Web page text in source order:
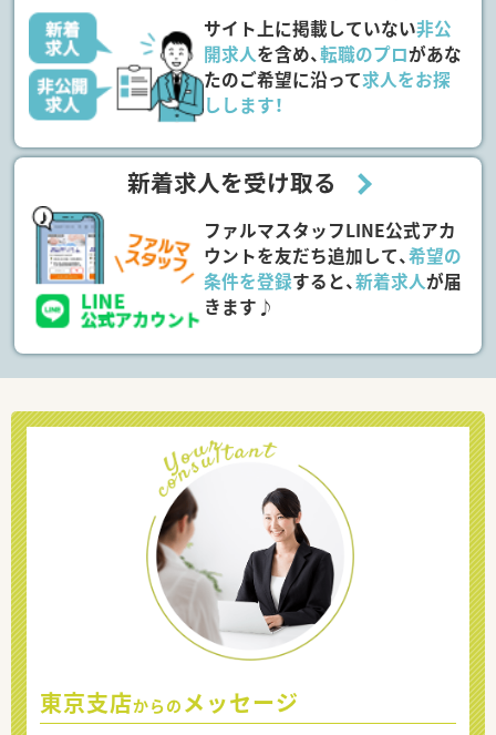
サイト上に掲載していない非公
開求人を含め、転職のプロがあな
たのご希望に沿って求人をお探
しします！
新着求人を受け取る
ファルマスタッフLINE公式アカ
ウントを友だち追加して、希望の
条件を登録すると、新着求人が届
きます♪
東京支店からの メッセージ